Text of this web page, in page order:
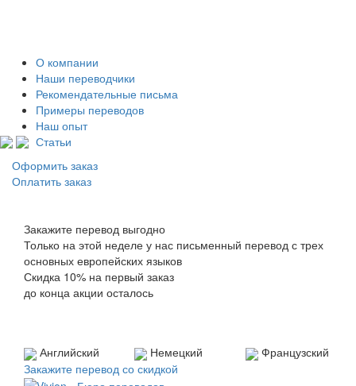
О компании
Наши переводчики
Рекомендательные письма
Примеры переводов
Наш опыт
Статьи
Оформить заказ
Оплатить заказ
Закажите перевод выгодно
Только на этой неделе у нас письменный перевод с трех
основных европейских языков
Скидка 10% на первый заказ
до конца акции осталось
Английский Немецкий
Французский
Закажите перевод со скидкой